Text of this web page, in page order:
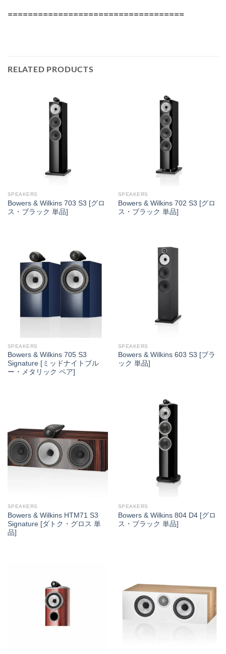
===================================
RELATED PRODUCTS
SPEAKERS
Bowers & Wilkins 703 S3 [グロ
ス・ブラック 単品]
SPEAKERS
Bowers & Wilkins 702 S3 [グロ
ス・ブラック 単品]
SPEAKERS
Bowers & Wilkins 705 S3
Signature [ミッドナイトブル
ー・メタリック ペア]
SPEAKERS
Bowers & Wilkins 603 S3 [ブラ
ック 単品]
SPEAKERS
Bowers & Wilkins HTM71 S3
Signature [ダトク・グロス 単
品]
SPEAKERS
Bowers & Wilkins 804 D4 [グロ
ス・ブラック 単品]